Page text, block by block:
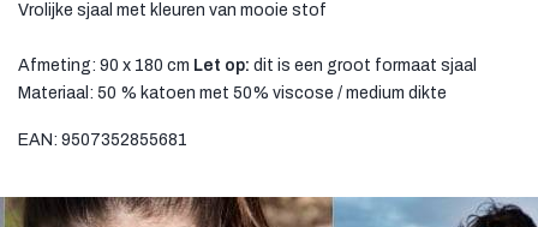
Vrolijke sjaal met kleuren van mooie stof
Afmeting: 90 x 180 cm Let op: dit is een groot formaat sjaal
Materiaal: 50 % katoen met 50% viscose / medium dikte
EAN: 9507352855681